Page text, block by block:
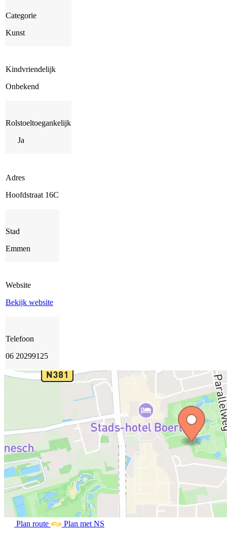
Categorie
Kunst
Kindvriendelijk
Onbekend
Rolstoeltoegankelijk
Ja
Adres
Hoofdstraat 16C
Stad
Emmen
Website
Bekijk website
Telefoon
06 20299125
Plan route Plan met NS